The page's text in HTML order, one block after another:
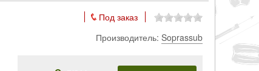
Под заказ
Производитель: Soprassub